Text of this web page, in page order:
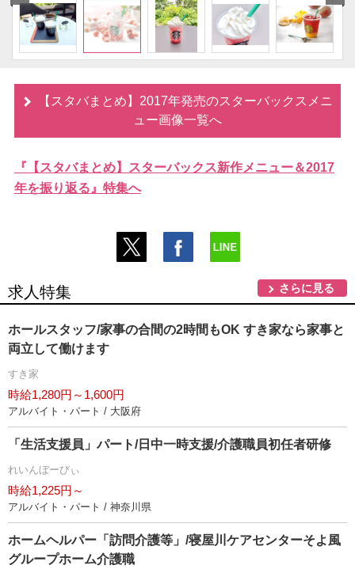
【スタバまとめ】2017年発売のスターバックスメニ
ュー画像一覧へ
『【スタバまとめ】スターバックス新作メニュー＆2017
年を振り返る』特集へ
求人特集 さらに見る
ホールスタッフ/家事の合間の2時間もOK すき家なら家事と
両立して働けます
すき家
時給1,280円～1,600円
アルバイト・パート / 大阪府
「生活支援員」パート/日中一時支援/介護職員初任者研修
れいんぼーびぃ
時給1,225円～
アルバイト・パート / 神奈川県
ホームヘルパー「訪問介護等」/寝屋川ケアセンターそよ風
グループホーム介護職